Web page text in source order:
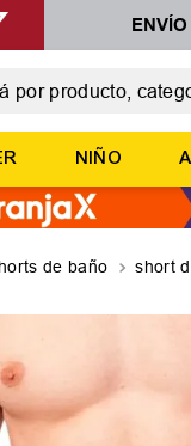
NIÑO
de baño short
TÉRMINOS
2
3.
basquet